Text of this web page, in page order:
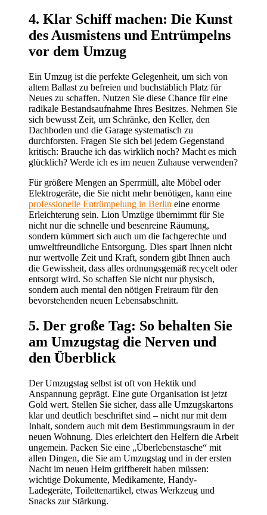
4. Klar Schiff machen: Die Kunst
des Ausmistens und Entrümpelns
vor dem Umzug
Ein Umzug ist die perfekte Gelegenheit, um sich von
altem Ballast zu befreien und buchstäblich Platz für
Neues zu schaffen. Nutzen Sie diese Chance für eine
radikale Bestandsaufnahme Ihres Besitzes. Nehmen Sie
sich bewusst Zeit, um Schränke, den Keller, den
Dachboden und die Garage systematisch zu
durchforsten. Fragen Sie sich bei jedem Gegenstand
kritisch: Brauche ich das wirklich noch? Macht es mich
glücklich? Werde ich es im neuen Zuhause verwenden?
Für größere Mengen an Sperrmüll, alte Möbel oder
Elektrogeräte, die Sie nicht mehr benötigen, kann eine
professionelle Entrümpelung in Berlin eine enorme
Erleichterung sein. Lion Umzüge übernimmt für Sie
nicht nur die schnelle und besenreine Räumung,
sondern kümmert sich auch um die fachgerechte und
umweltfreundliche Entsorgung. Dies spart Ihnen nicht
nur wertvolle Zeit und Kraft, sondern gibt Ihnen auch
die Gewissheit, dass alles ordnungsgemäß recycelt oder
entsorgt wird. So schaffen Sie nicht nur physisch,
sondern auch mental den nötigen Freiraum für den
bevorstehenden neuen Lebensabschnitt.
5. Der große Tag: So behalten Sie
am Umzugstag die Nerven und
den Überblick
Der Umzugstag selbst ist oft von Hektik und
Anspannung geprägt. Eine gute Organisation ist jetzt
Gold wert. Stellen Sie sicher, dass alle Umzugskartons
klar und deutlich beschriftet sind – nicht nur mit dem
Inhalt, sondern auch mit dem Bestimmungsraum in der
neuen Wohnung. Dies erleichtert den Helfern die Arbeit
ungemein. Packen Sie eine „Überlebenstasche“ mit
allen Dingen, die Sie am Umzugstag und in der ersten
Nacht im neuen Heim griffbereit haben müssen:
wichtige Dokumente, Medikamente, Handy-
Ladegeräte, Toilettenartikel, etwas Werkzeug und
Snacks zur Stärkung.